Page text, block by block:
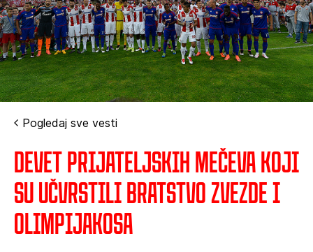
Pogledaj sve vesti
Devet prijateljskih mečeva koji
su učvrstili bratstvo Zvezde i
Olimpijakosa